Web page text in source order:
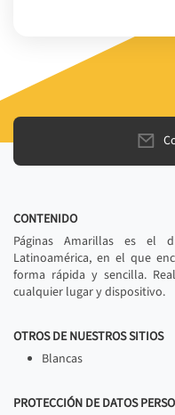
CONTENIDO
Páginas Amarillas es el
Latinoamérica, en el que
forma rápida y sencilla.
cualquier lugar y dispositivo.
OTROS DE NUESTROS SITIOS
Blancas
PROTECCIÓN DE DATOS